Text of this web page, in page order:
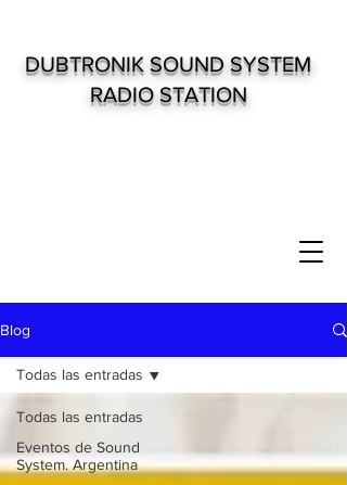
DUBTRONIK SOUND SYSTEM
RADIO STATION
Blog
Todas las entradas
Eventos de Sound
System. Argentina
Todas las entradas